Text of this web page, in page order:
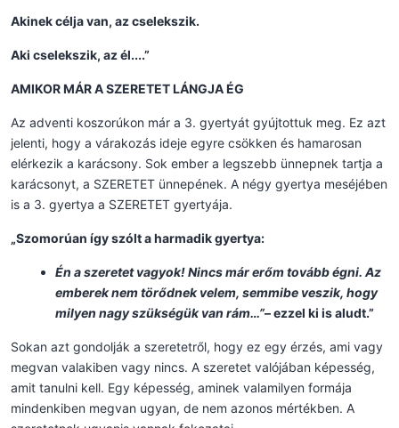
Akinek célja van, az cselekszik.
Aki cselekszik, az él....”
AMIKOR MÁR A SZERETET LÁNGJA ÉG
Az adventi koszorúkon már a 3. gyertyát gyújtottuk meg. Ez azt
jelenti, hogy a várakozás ideje egyre csökken és hamarosan
elérkezik a karácsony. Sok ember a legszebb ünnepnek tartja a
karácsonyt, a SZERETET ünnepének. A négy gyertya meséjében
is a 3. gyertya a SZERETET gyertyája.
„Szomorúan így szólt a harmadik gyertya:
Én a szeretet vagyok! Nincs már erőm tovább égni. Az
emberek nem törődnek velem, semmibe veszik, hogy
milyen nagy szükségük van rám…”– ezzel ki is aludt.”
Sokan azt gondolják a szeretetről, hogy ez egy érzés, ami vagy
megvan valakiben vagy nincs. A szeretet valójában képesség,
amit tanulni kell. Egy képesség, aminek valamilyen formája
mindenkiben megvan ugyan, de nem azonos mértékben. A